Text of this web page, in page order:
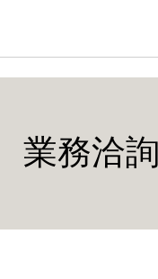
SIGET 分配 SHF 頻
業務洽